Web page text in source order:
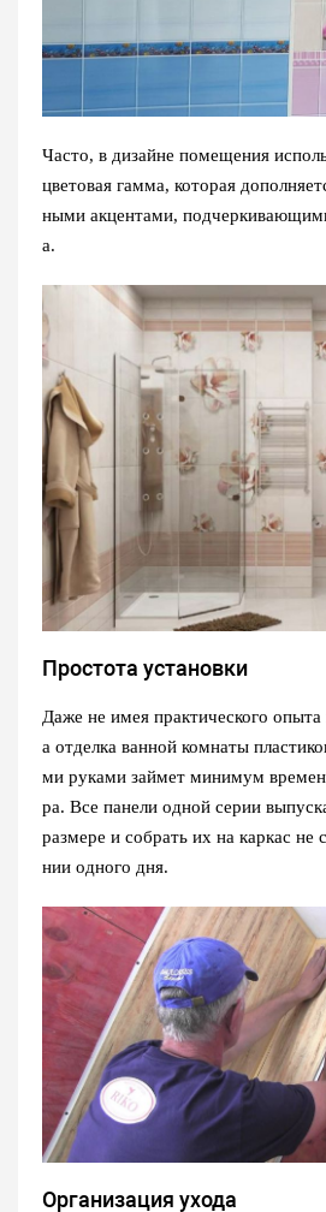
Часто, в дизайне помещения
цветовая гамма, которая
ными акцентами,
а.
Простота установки
Даже не имея практического
а отделка ванной комнаты
ми руками займет минимум
ра. Все панели одной серии
размере и собрать их на каркас не
нии одного дня.
Организация ухода